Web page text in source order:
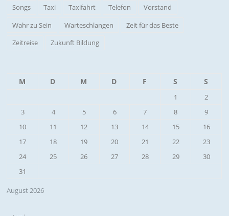
Songs
Taxi Taxifahrt Telefon
Vorstand
Wahr zu Sein
Warteschlangen
Zeit für das Beste
Zeitreise
Zukunft Bildung
August 2026
M D M D F S S
1
2
3
4 5 6 7 8
9
10
11 12 13 14 15
16
17
18 19 20 21 22
23
24
25 26 27 28 29
30
31